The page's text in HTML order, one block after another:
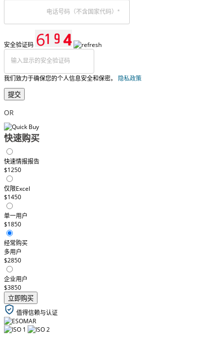
安全验证码
我们致力于确保您的个人信息安全和保密。 隐私政策
提交
OR
快速购买
快速情报报告
$1250
仅限Excel
$1450
单一用户
$1850
经常购买
多用户
$2850
企业用户
$3850
立即购买
值得信赖与认证